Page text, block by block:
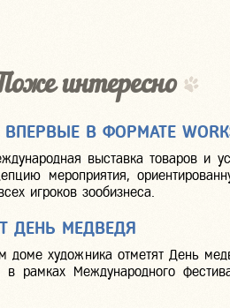
интересно
В ФОРМАТЕ
выставка товаров и
мероприятия,
игроков зообизнеса.
ДЕНЬ МЕДВЕДЯ
доме художника отметят День
рамках Международного